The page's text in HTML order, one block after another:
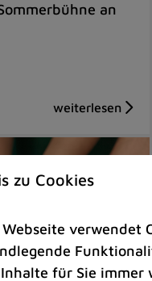
an
zu Cookies
Webseite verwendet
für Sie immer